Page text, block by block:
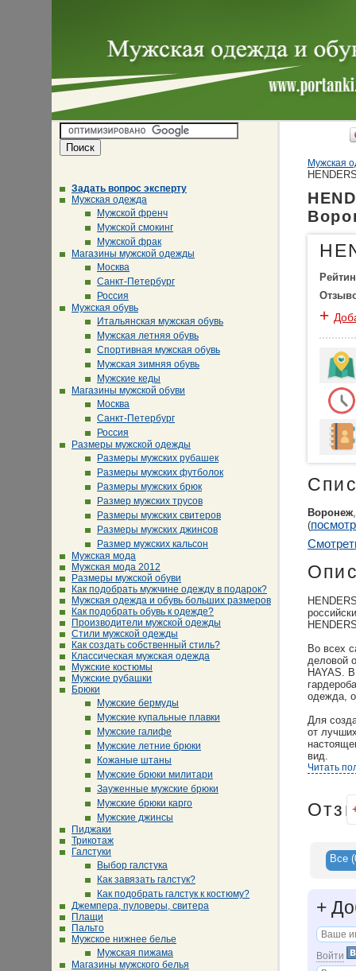
Задать вопрос эксперту
Мужская одежда
Мужской френч
Мужской смокинг
Мужской фрак
Магазины мужской одежды
Москва
Санкт-Петербург
Россия
Мужская обувь
Итальянская мужская обувь
Мужская летняя обувь
Спортивная мужская обувь
Мужская зимняя обувь
Мужские кеды
Магазины мужской обуви
Москва
Санкт-Петербург
Россия
Размеры мужской одежды
Размеры мужских рубашек
Размеры мужских футболок
Размеры мужских брюк
Размер мужских трусов
Размеры мужских свитеров
Размеры мужских джинсов
Размер мужских кальсон
Мужская мода
Мужская мода 2012
Размеры мужской обуви
Как подобрать мужчине одежду в подарок?
Мужская одежда и обувь больших размеров
Как подобрать обувь к одежде?
Производители мужской одежды
Стили мужской одежды
Как создать собственный стиль?
Классическая мужская одежда
Мужские костюмы
Мужские рубашки
Брюки
Мужские бермуды
Мужские купальные плавки
Мужские галифе
Мужские летние брюки
Кожаные штаны
Мужские брюки милитари
Зауженные мужские брюки
Мужские брюки карго
Мужские джинсы
Пиджаки
Трикотаж
Галстуки
Выбор галстука
Как завязать галстук?
Как подобрать галстук к костюму?
Джемпера, пуловеры, свитера
Плащи
Пальто
Мужское нижнее белье
Мужская пижама
Магазины мужского белья
Мужская
+
Воронеж
(
Во всех
деловой
HAYAS.
одежда,
Для
от
вид.
—
обувь,
—
Читать
Все
+
Войти